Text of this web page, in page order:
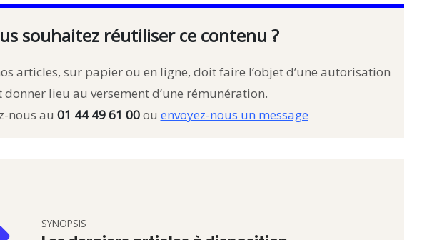
souhaitez réutiliser ce contenu ?
articles, sur papier ou en ligne, doit faire l’objet d’une autorisation
donner lieu au versement d’une rémunération.
nous au 01 44 49 61 00ou envoyez-nous un message
SYNOPSIS